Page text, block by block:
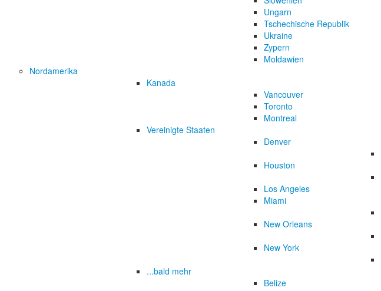
Ungarn
Tschechische Republik
Ukraine
Zypern
Moldawien
Nordamerika
Kanada
Vancouver
Toronto
Montreal
Vereinigte Staaten
Denver
Houston
Los Angeles
Miami
New Orleans
New York
...bald mehr
Belize